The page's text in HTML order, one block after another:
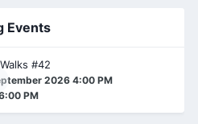
Events
#42
2026 4:00 PM
PM